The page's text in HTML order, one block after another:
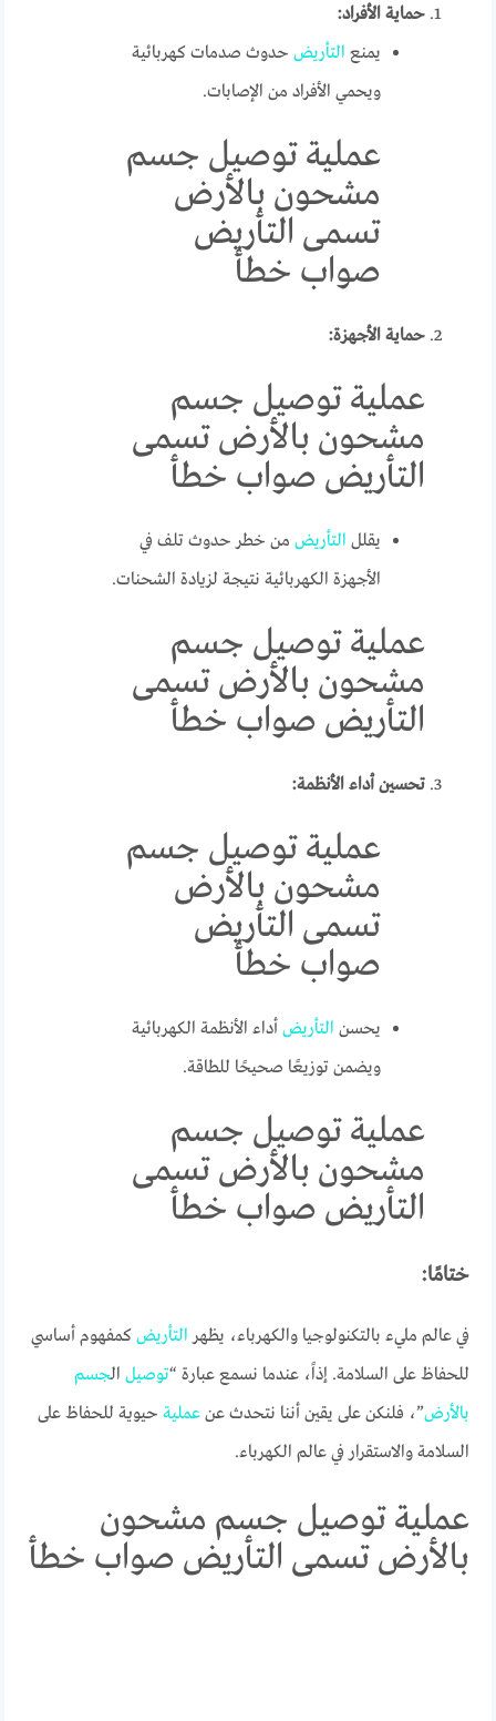
حماية الأفراد:
يمنع التأريض حدوث صدمات كهربائية
ويحمي الأفراد من الإصابات.
عملية توصيل جسم
مشحون بالأرض
تسمى التأريض
صواب خطأ
حماية الأجهزة:
عملية توصيل جسم
مشحون بالأرض تسمى
التأريض صواب خطأ
يقلل التأريض من خطر حدوث تلف في
الأجهزة الكهربائية نتيجة لزيادة الشحنات.
عملية توصيل جسم
مشحون بالأرض تسمى
التأريض صواب خطأ
تحسين أداء الأنظمة:
عملية توصيل جسم
مشحون بالأرض
تسمى التأريض
صواب خطأ
يحسن التأريض أداء الأنظمة الكهربائية
ويضمن توزيعًا صحيحًا للطاقة.
عملية توصيل جسم
مشحون بالأرض تسمى
التأريض صواب خطأ
ختامًا:
في عالم مليء بالتكنولوجيا والكهرباء، يظهر التأريض كمفهوم أساسي
للحفاظ على السلامة. إذاً، عندما نسمع عبارة “توصيل الجسم
بالأرض”، فلنكن على يقين أننا نتحدث عنعملية حيوية للحفاظ على
السلامة والاستقرار في عالم الكهرباء.
عملية توصيل جسم مشحون
بالأرض تسمى التأريض صواب خطأ